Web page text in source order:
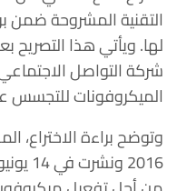
التقنية المشروحة ضمن
لها. ويأتي هذا التصريح
شركة التواصل
الميكروفونات
وتوضح براءة الاختراع،
2016